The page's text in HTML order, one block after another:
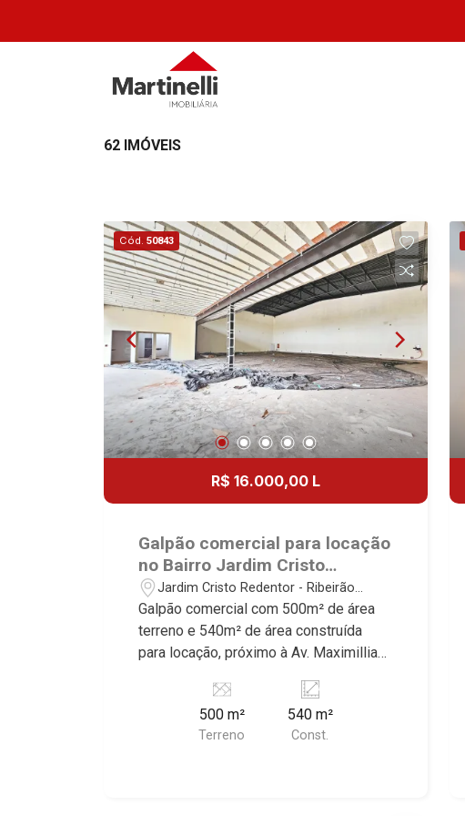
62 IMÓVEIS
Cód. 50843
R$ 16.000,00 L
Galpão comercial para locação
no Bairro Jardim Cristo
Redentor, próximo á Av.
Maximilliam Maggioni -
Ribeirão Preto/SP.
Jardim Cristo Redentor - Ribeirão
Preto/SP
Galpão comercial com 500m² de área
terreno e 540m² de área construída
para locação, próximo à Av. Maximilliam
Redentor, Ribeirão Preto/SP. Conheça
as características deste imóvel que a
Martinelli Imobiliária selecionou para
500 m²
Terreno
540 m²
Const.